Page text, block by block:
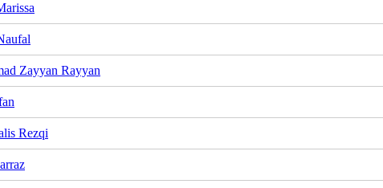
Zayyan Rayyan
Rezqi